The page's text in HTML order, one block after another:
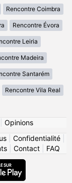
Rencontre Coimbra
Rencontre Évora
Leiria
Madeira
Santarém
Rencontre Vila Real
Opinions
Confidentialité
| Contact| FAQ